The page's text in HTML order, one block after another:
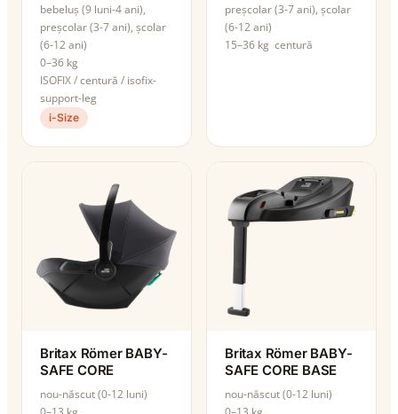
bebeluș (9 luni-4 ani),
preșcolar (3-7 ani), școlar
(6-12 ani)
0–36 kg
ISOFIX / centură / isofix-
support-leg
i-Size
preșcolar (3-7 ani), școlar
(6-12 ani)
15–36 kg centură
Britax Römer BABY-
SAFE CORE
nou-născut (0-12 luni)
Britax Römer BABY-
SAFE CORE BASE
nou-născut (0-12 luni)